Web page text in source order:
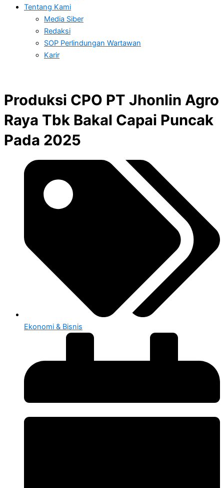
Tentang Kami
Media Siber
Redaksi
SOP Perlindungan Wartawan
Karir
Produksi CPO PT Jhonlin Agro
Raya Tbk Bakal Capai Puncak
Pada 2025
Ekonomi & Bisnis